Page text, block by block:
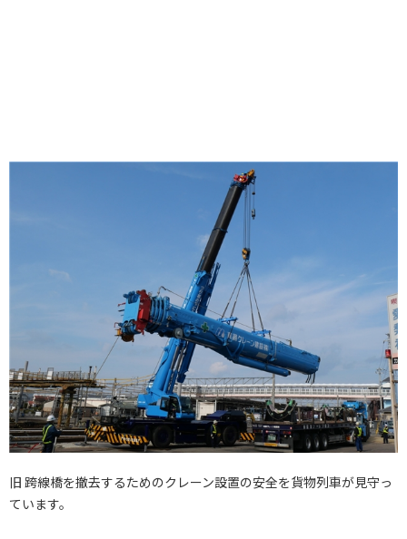
旧 跨線橋を撤去するためのクレーン設置の安全を貨物列車が見守っ
ています。